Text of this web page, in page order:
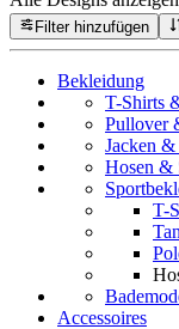
Filter hinzufügen
Bekleidung
T-Shirts
Pullover
Jacken &
Hosen &
T-
Accessoires